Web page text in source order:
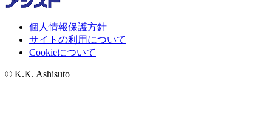
個人情報保護方針
サイトの利用について
Cookieについて
© K.K. Ashisuto